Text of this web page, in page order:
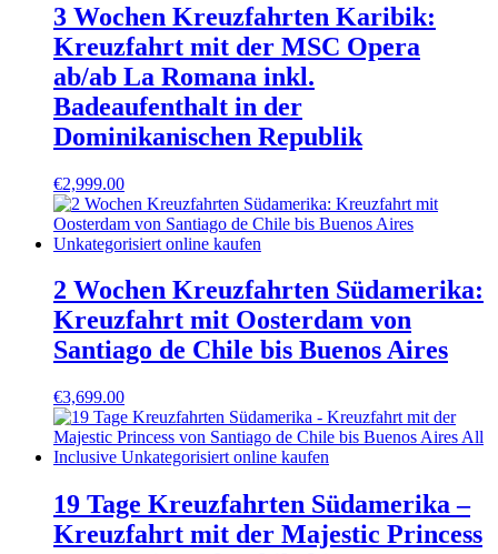
3 Wochen Kreuzfahrten Karibik:
Kreuzfahrt mit der MSC Opera
ab/ab La Romana inkl.
Badeaufenthalt in der
Dominikanischen Republik
€2,999.00
2 Wochen Kreuzfahrten Südamerika:
Kreuzfahrt mit Oosterdam von
Santiago de Chile bis Buenos Aires
€3,699.00
19 Tage Kreuzfahrten Südamerika –
Kreuzfahrt mit der Majestic Princess